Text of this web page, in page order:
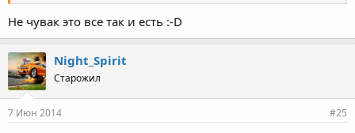
Не чувак это все так и есть :-D
Night_Spirit
Старожил
7 Июн 2014 #25